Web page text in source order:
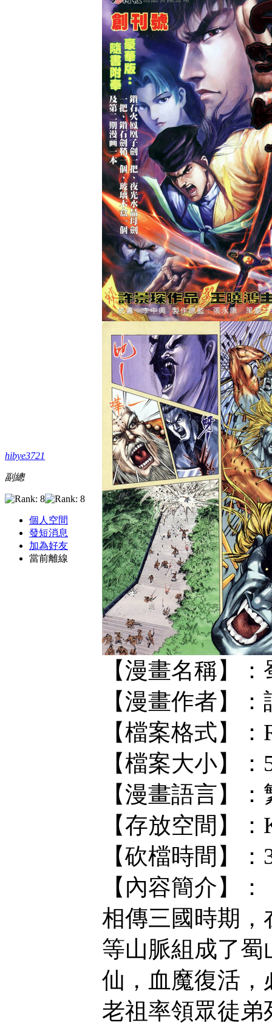
hibye3721
副總
個人空間
發短消息
加為好友
當前離線
【漫畫名稱】
【漫畫作者】
【檔案格式】
【檔案大小】：
【漫畫語言】
【存放空間】
【砍檔時間】
【內容簡介】：
相傳三國時期
等山脈組成了
仙，血魔復活
老祖率領眾徒